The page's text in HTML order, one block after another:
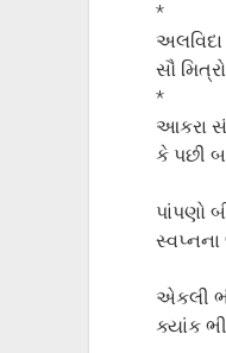
*
અલવિદા
સૌ
*
આકરા
કે પછી
પાંપણો
એકલી
ક્યાંક